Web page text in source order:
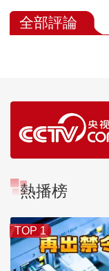
全部評論
熱播榜
TOP 1